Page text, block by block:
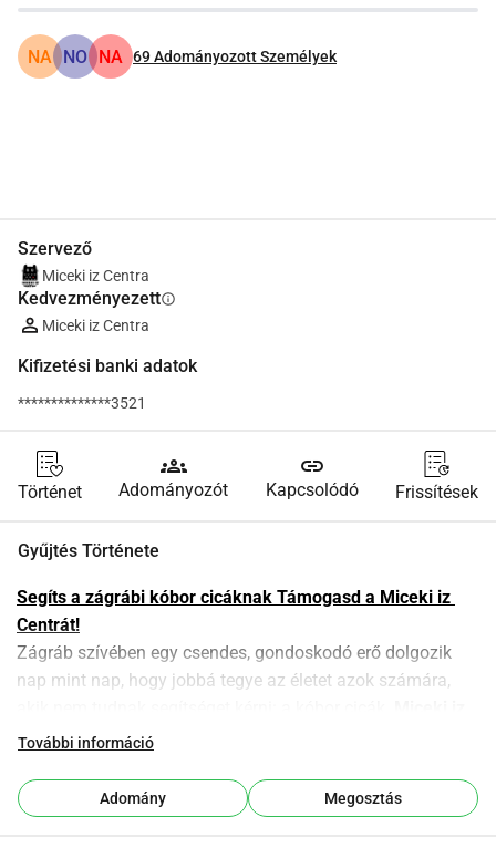
NA NO NA 69Adományozott Személyek
Szervező
Miceki iz Centra
Kedvezményezettinfo
Miceki iz Centra
Kifizetési banki adatok
**************3521
Történet
groups
Adományozót
link
Kapcsolódó Frissítések
Gyűjtés Története
Segíts a zágrábi kóbor cicáknak Támogasd a Miceki iz
Centrát!
Zágráb szívében egy csendes, gondoskodó erő dolgozik
nap mint nap, hogy jobbá tegye az életet azok számára,
Centra egy kis nonprofit szervezet, amely nagy szívvel
cicákat.
Gondoskodunk kb. hatvan kóbor cicáról közülük néhány
További információ
Adomány Megosztás